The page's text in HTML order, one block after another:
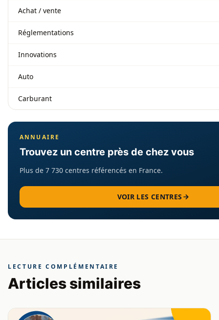
Achat / vente
Réglementations
Innovations
Auto
Carburant
ANNUAIRE
Trouvez un centre près de chez vous
Plus de 7 730 centres référencés en France.
VOIR LES CENTRES
LECTURE COMPLÉMENTAIRE
Articles similaires